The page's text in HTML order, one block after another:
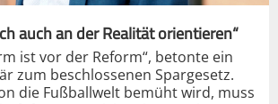
auch an der Realität orientieren“
ist vor der Reform“, betonte ein
zum beschlossenen Spargesetz.
die Fußballwelt bemüht wird, muss